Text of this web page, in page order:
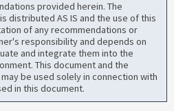
provided herein. The
distributed AS IS and the use of this
of any recommendations or
responsibility and depends on
and integrate them into the
This document and the
be used solely in connection with
in this document.